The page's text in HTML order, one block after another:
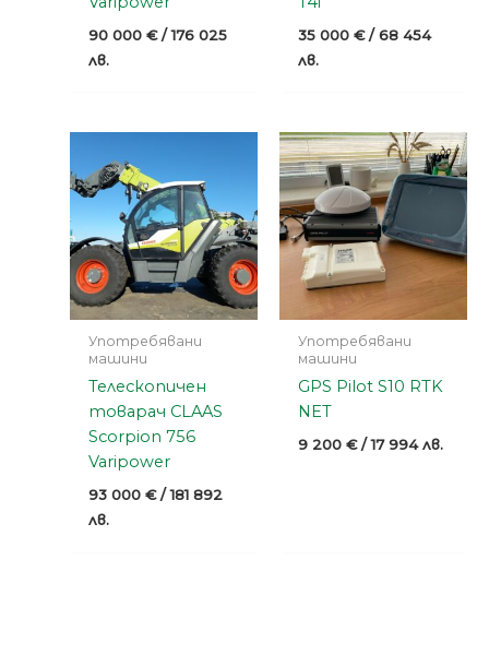
90 000€/ 176 025
лв.
35 000€/ 68 454
лв.
Употребявани
машини
Телескопичен
товарач CLAAS
Scorpion 756
Varipower
93 000€/ 181 892
лв.
Употребявани
машини
GPS Pilot S10 RTK
NET
9 200€/ 17 994 лв.